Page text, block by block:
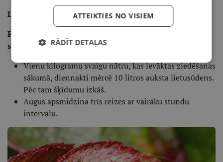
Lielās nātres lakstu izvilkums
Pret dažādiem kāpuriem un laputīm, vienlaikus augu
stiprināšanai
Vienu kilogramu svaigu nātru, kas ievāktas ziedēšanas
sākumā, diennakti mērcē 10 litros auksta lietusūdens.
Pēc tam šķīdumu izkāš.
Augus apsmidzina trīs reizes ar vairāku stundu
intervālu.
ATTEIKTIES NO VISIEM
RĀDĪT DETAĻAS